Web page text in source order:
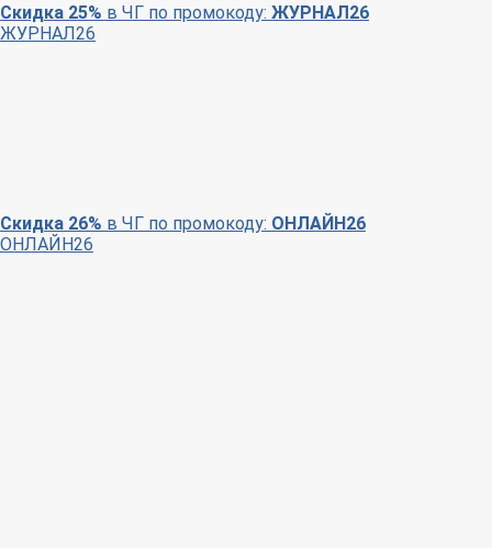
Скидка 25% в ЧГ по промокоду: ЖУРНАЛ26
ЖУРНАЛ26
Скидка 26% в ЧГ по промокоду: ОНЛАЙН26
ОНЛАЙН26